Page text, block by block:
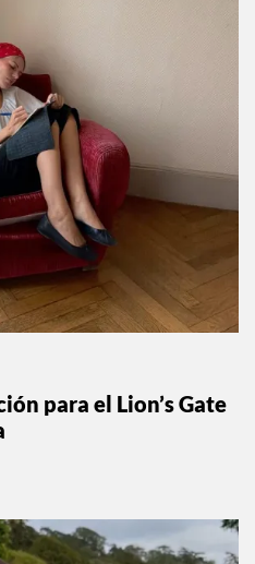
para el Lion’s Gate